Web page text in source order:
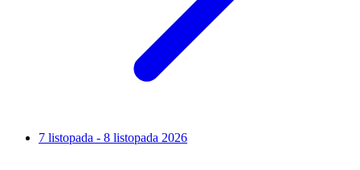
7 listopada - 8 listopada 2026